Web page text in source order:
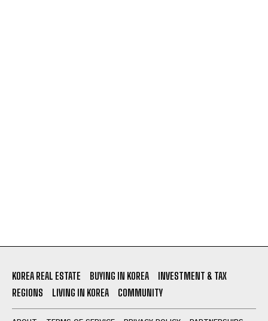
KOREA REAL ESTATE BUYING IN KOREA
INVESTMENT & TAX
REGIONS
LIVING IN KOREA COMMUNITY